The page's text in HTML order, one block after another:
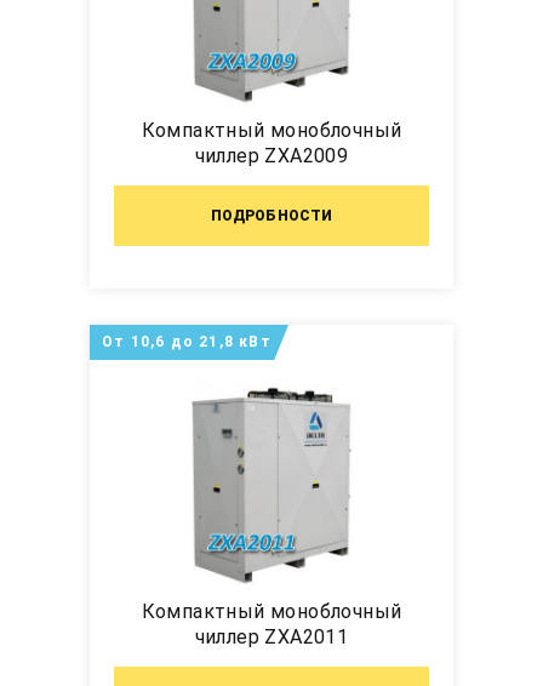
Компактный моноблочный
чиллер ZXA2009
ПОДРОБНОСТИ
Компактный моноблочный
чиллер ZXA2011
От 10,6 до 21,8 кВт